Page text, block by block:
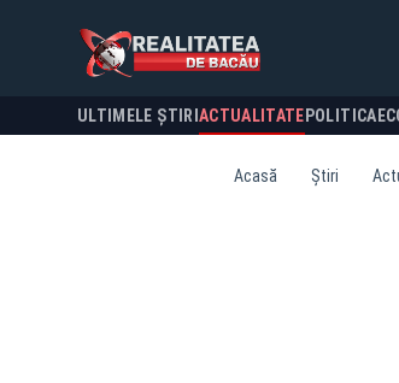
ULTIMELE ȘTIRI ACTUALITATE POLITICA
Acasă Știri